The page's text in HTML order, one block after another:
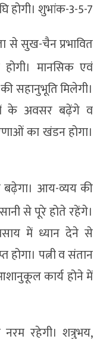
होगी। शुभांक-3-5-7
से सुख-चैन प्रभावित
होगी। मानसिक एवं
की सहानुभूति मिलेगी।
के अवसर बढ़ेंगे व
का खंडन होगा।
बढ़ेगा। आय-व्यय की
से पूरे होते रहेंगे।
में ध्यान देने से
होगा। पत्नी व संतान
कार्य होने में
नरम रहेगी। शत्रुभय,